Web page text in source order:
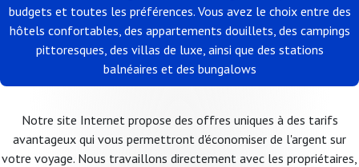
budgets et toutes les préférences. Vous avez le choix entre des
hôtels confortables, des appartements douillets, des campings
pittoresques, des villas de luxe, ainsi que des stations
balnéaires et des bungalows
Notre site Internet propose des offres uniques à des tarifs
avantageux qui vous permettront d'économiser de l'argent sur
votre voyage. Nous travaillons directement avec les propriétaires,